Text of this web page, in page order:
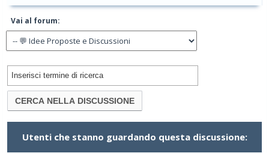
Vai al forum:
Utenti che stanno guardando questa discussione: